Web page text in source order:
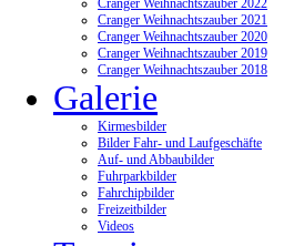
Cranger Weihnachtszauber 2022
Cranger Weihnachtszauber 2021
Cranger Weihnachtszauber 2020
Cranger Weihnachtszauber 2019
Cranger Weihnachtszauber 2018
Galerie
Kirmesbilder
Bilder Fahr- und Laufgeschäfte
Auf- und Abbaubilder
Fuhrparkbilder
Fahrchipbilder
Freizeitbilder
Videos